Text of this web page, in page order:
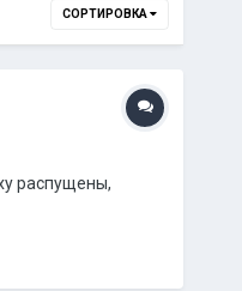
СОРТИРОВКА
распущены,